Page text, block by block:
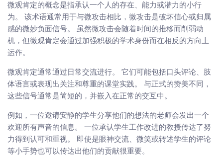
微观肯定的概念是指承认一个人的存在、能力或潜力的小行
为。 该术语通常用于与微攻击相比，微攻击是破坏信心或归属
感的微妙负面信号。 虽然微攻击会随着时间的推移而削弱动
机，但微观肯定会通过加强积极的学术身份而在相反的方向上
运作。
微观肯定通常通过日常交流进行。 它们可能包括口头评论、肢
体语言或表现出关注和尊重的课堂实践。 与正式的赞美不同，
这些信号通常是简短的，并嵌入在正常的交互中。
例如，一位邀请安静的学生分享他们的想法的老师会发出一个
欢迎所有声音的信息。 一位承认学生工作改进的教授传达了努
力得到认可和重视。 即使是眼神交流、微笑或转述学生的评论
等小手势也可以传达出他们的贡献很重要。